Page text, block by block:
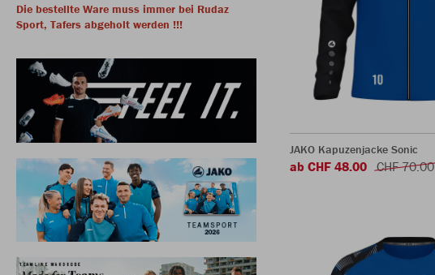
Die bestellte Ware muss immer bei Rudaz
Sport, Tafers abgeholt werden !!!
JAKO Kapuzenjacke Sonic
ab CHF 48.00 CHF 70.00